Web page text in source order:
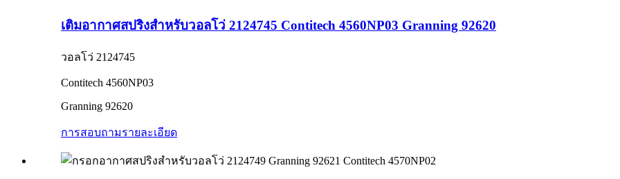
เติมอากาศสปริงสำหรับวอลโว่ 2124745 Contitech 4560NP03 Granning 92620
วอลโว่ 2124745
Contitech 4560NP03
Granning 92620
การสอบถามรายละเอียด